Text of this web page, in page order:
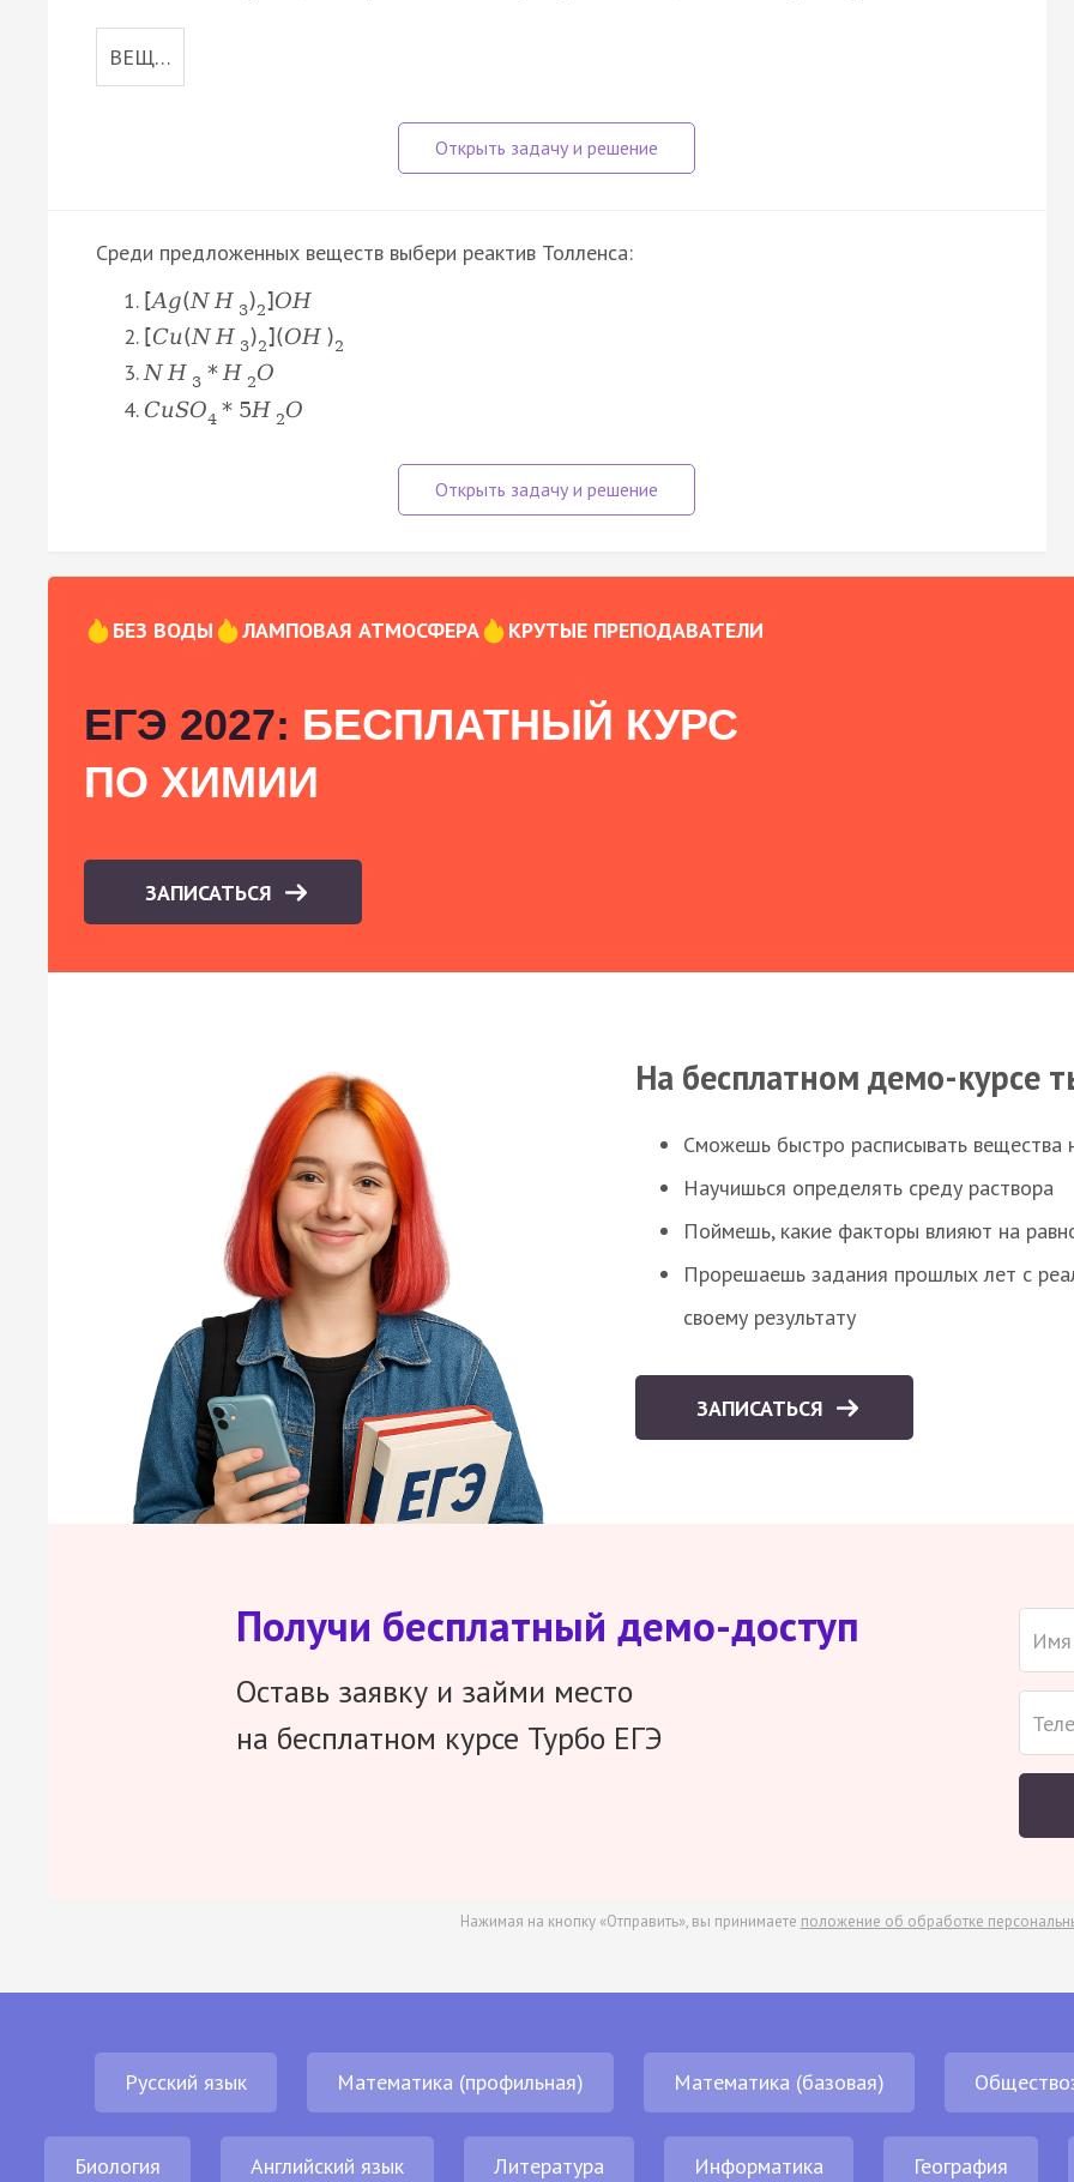
ВЕЩ…
Среди предложенных веществ выбери реактив Толленса:
[Ag(N H 3)2]OH
[Cu(N H 3)2](OH )2
NH 3 * H 2O
CuSO4 * 5H 2O
БЕЗ ВОДЫ ЛАМПОВАЯ АТМОСФЕРА КРУТЫЕ ПРЕПОДАВАТЕЛИ
ЕГЭ 2027: БЕСПЛАТНЫЙ КУРС
ПО ХИМИИ
ЗАПИСАТЬСЯ
На бесплатном демо-курсе
Сможешь быстро расписывать вещества
Научишься определять среду раствора
Поймешь, какие факторы влияют на
Прорешаешь задания прошлых лет с
своему результату
ЗАПИСАТЬСЯ
Получи бесплатный демо-доступ
Оставь заявку и займи место
на бесплатном курсе Турбо ЕГЭ
Нажимая на кнопку «Отправить», вы принимаете положение об обработке
Русский язык Математика (профильная) Математика (базовая)
Биология Английский язык Литература Информатика География